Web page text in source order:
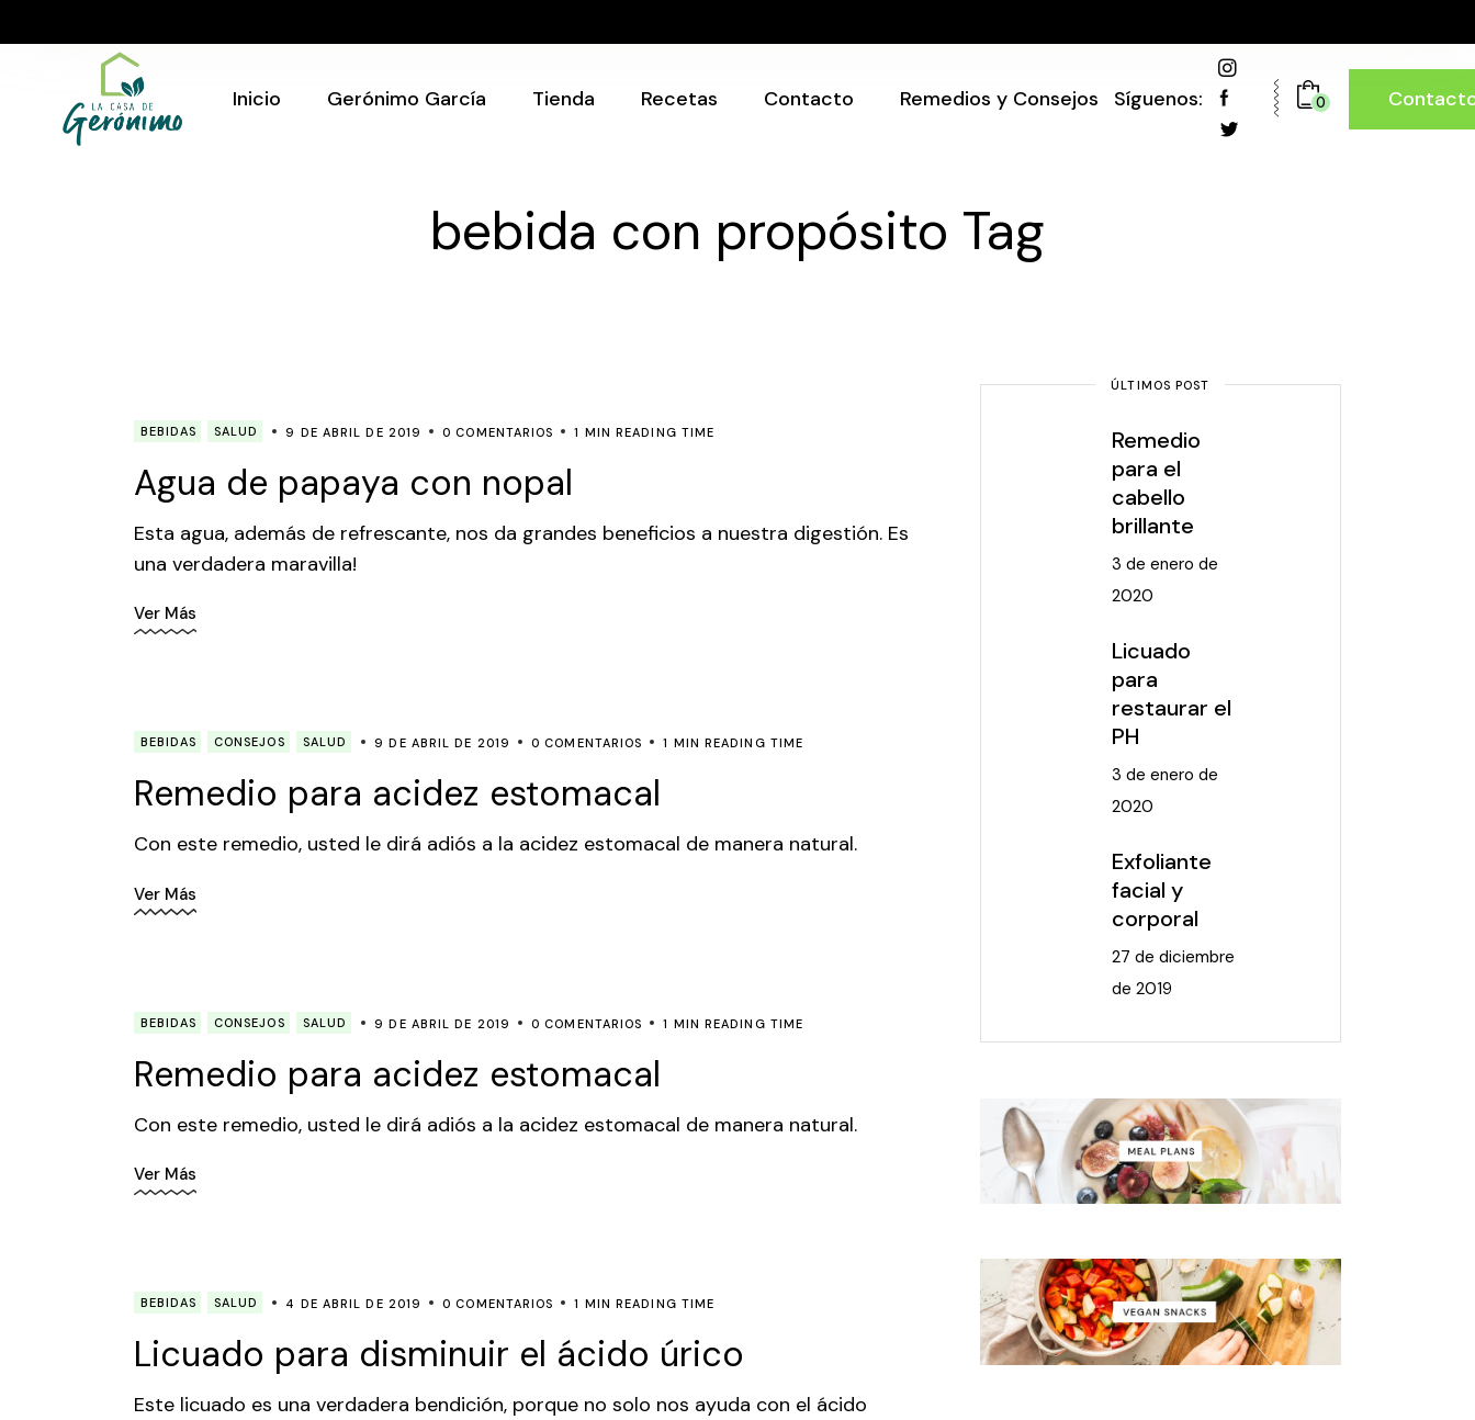
the
Inicio
Gerónimo García
Gerónimo en tu
Tienda
Utensilios
Recetas Contacto Remedios y Consejos Síguenos: 0
evento
bebida con propósito Tag
BEBIDAS SALUD 9 DE ABRIL DE 2019 0 COMENTARIOS 1 MIN READING TIME
Agua de papaya con nopal
Esta agua, además de refrescante, nos da grandes beneficios a nuestra digestión. Es
una verdadera maravilla!
Ver Más
BEBIDAS CONSEJOS SALUD 9 DE ABRIL DE 2019 0 COMENTARIOS 1 MIN READING TIME
Remedio para acidez estomacal
Con este remedio, usted le dirá adiós a la acidez estomacal de manera natural.
Ver Más
BEBIDAS CONSEJOS SALUD 9 DE ABRIL DE 2019 0 COMENTARIOS 1 MIN READING TIME
Remedio para acidez estomacal
Con este remedio, usted le dirá adiós a la acidez estomacal de manera natural.
Ver Más
BEBIDAS SALUD 4 DE ABRIL DE 2019 0 COMENTARIOS 1 MIN READING TIME
Licuado para disminuir el ácido úrico
Este licuado es una verdadera bendición, porque no solo nos ayuda con el ácido
ÚLTIMOS POST
Remedio
para el
cabello
brillante
3 de enero de
2020
Licuado
para
restaurar el
PH
3 de enero de
2020
Exfoliante
facial y
corporal
27 de diciembre
de 2019